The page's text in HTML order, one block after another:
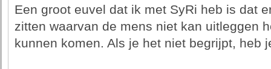
Een groot euvel dat ik met SyRi heb is dat
zitten waarvan de mens niet kan uitleggen
kunnen komen. Als je het niet begrijpt, heb